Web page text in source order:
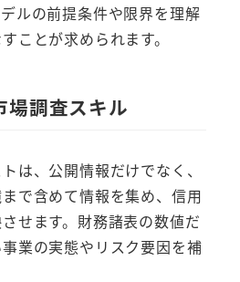
ルの前提条件や限界を理解
ことが求められます。
調査スキル
は、公開情報だけでなく、
で含めて情報を集め、信用
せます。財務諸表の数値だ
業の実態やリスク要因を補